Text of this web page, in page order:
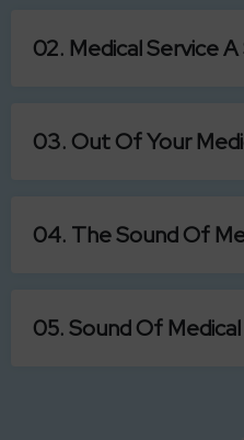
02. Medical Service A
03. Out Of Your
04. The Sound Of
05. Sound Of